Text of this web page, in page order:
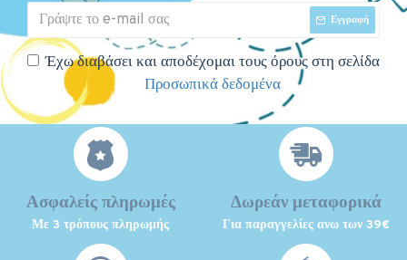
Εγγραφή
Έχω διαβάσει και αποδέχομαι τους όρους στη σελίδα
Προσωπικά δεδομένα
Ασφαλείς πληρωμές
Με 3 τρόπους πληρωμής
Δωρεάν μεταφορικά
Για παραγγελίες ανω των 39€